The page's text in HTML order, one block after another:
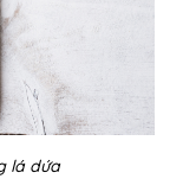
lá dứa